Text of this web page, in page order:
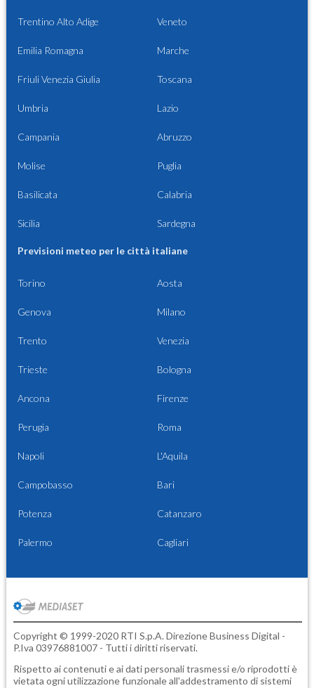
Trentino Alto Adige Veneto
Emilia Romagna Marche
Friuli Venezia Giulia Toscana
Umbria Lazio
Campania Abruzzo
Molise Puglia
Basilicata Calabria
Sicilia Sardegna
Previsioni meteo per le città italiane
Torino Aosta
Genova Milano
Trento Venezia
Trieste Bologna
Ancona Firenze
Perugia Roma
Napoli L'Aquila
Campobasso Bari
Potenza Catanzaro
Palermo Cagliari
Copyright © 1999-2020 RTI S.p.A. Direzione Business Digital -
P.Iva 03976881007 - Tutti i diritti riservati.
Rispetto ai contenuti e ai dati personali trasmessi e/o riprodotti è
vietata ogni utilizzazione funzionale all'addestramento di sistemi